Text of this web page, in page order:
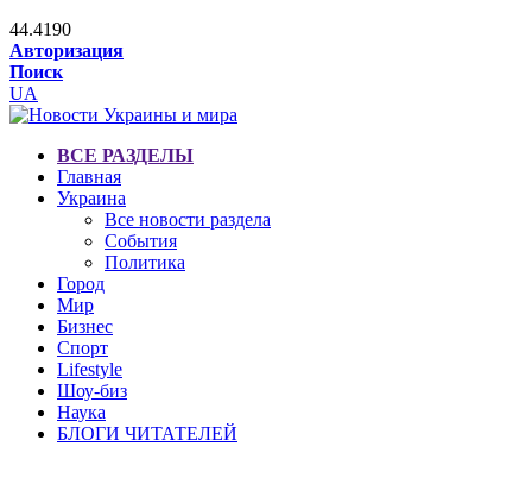
44.4190
Авторизация
Поиск
UA
ВСЕ РАЗДЕЛЫ
Главная
Украина
Все новости раздела
События
Политика
Город
Мир
Бизнес
Спорт
Lifestyle
Шоу-биз
Наука
БЛОГИ ЧИТАТЕЛЕЙ